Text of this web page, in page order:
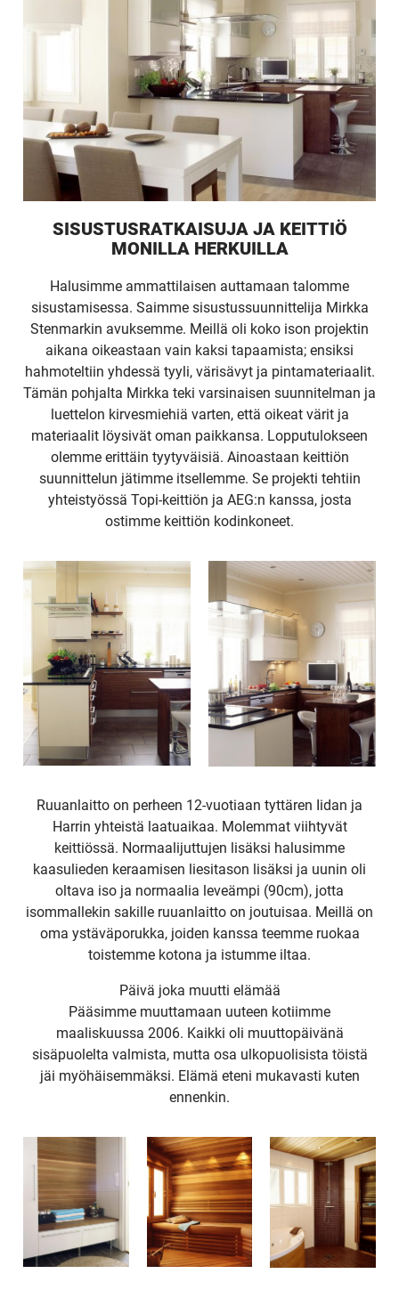
SISUSTUSRATKAISUJA JA KEITTIÖ
MONILLA HERKUILLA
Halusimme ammattilaisen auttamaan talomme
sisustamisessa. Saimme sisustussuunnittelija Mirkka
Stenmarkin avuksemme. Meillä oli koko ison projektin
aikana oikeastaan vain kaksi tapaamista; ensiksi
hahmoteltiin yhdessä tyyli, värisävyt ja pintamateriaalit.
Tämän pohjalta Mirkka teki varsinaisen suunnitelman ja
luettelon kirvesmiehiä varten, että oikeat värit ja
materiaalit löysivät oman paikkansa. Lopputulokseen
olemme erittäin tyytyväisiä. Ainoastaan keittiön
suunnittelun jätimme itsellemme. Se projekti tehtiin
yhteistyössä Topi-keittiön ja AEG:n kanssa, josta
ostimme keittiön kodinkoneet.
Ruuanlaitto on perheen 12-vuotiaan tyttären Iidan ja
Harrin yhteistä laatuaikaa. Molemmat viihtyvät
keittiössä. Normaalijuttujen lisäksi halusimme
kaasulieden keraamisen liesitason lisäksi ja uunin oli
oltava iso ja normaalia leveämpi (90cm), jotta
isommallekin sakille ruuanlaitto on joutuisaa. Meillä on
oma ystäväporukka, joiden kanssa teemme ruokaa
toistemme kotona ja istumme iltaa.
Päivä joka muutti elämää
Pääsimme muuttamaan uuteen kotiimme
maaliskuussa 2006. Kaikki oli muuttopäivänä
sisäpuolelta valmista, mutta osa ulkopuolisista töistä
jäi myöhäisemmäksi. Elämä eteni mukavasti kuten
ennenkin.
UUSI
UNELMISTA
KODIKSI-
TALOKIRJA ON
JULKAISTU
Upea yli 200-sivuinen talokirja!
Tilaa esite